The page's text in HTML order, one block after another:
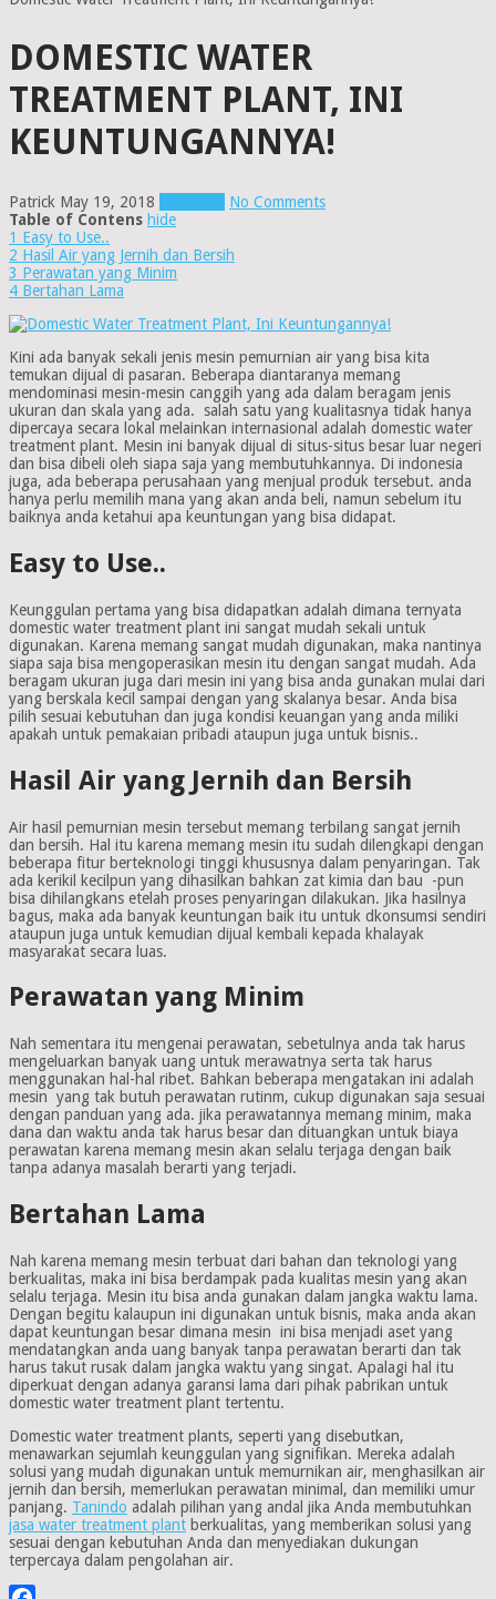
DOMESTIC WATER
TREATMENT PLANT, INI
KEUNTUNGANNYA!
Patrick May 19, 2018
No Comments
Table of Contens hide
1 Easy to Use..
2 Hasil Air yang Jernih dan Bersih
3 Perawatan yang Minim
4 Bertahan Lama
Kini ada banyak sekali jenis mesin pemurnian air yang bisa kita
temukan dijual di pasaran. Beberapa diantaranya memang
mendominasi mesin-mesin canggih yang ada dalam beragam jenis
ukuran dan skala yang ada. salah satu yang kualitasnya tidak hanya
dipercaya secara lokal melainkan internasional adalah domestic water
treatment plant. Mesin ini banyak dijual di situs-situs besar luar negeri
dan bisa dibeli oleh siapa saja yang membutuhkannya. Di indonesia
juga, ada beberapa perusahaan yang menjual produk tersebut. anda
hanya perlu memilih mana yang akan anda beli, namun sebelum itu
baiknya anda ketahui apa keuntungan yang bisa didapat.
Easy to Use..
Keunggulan pertama yang bisa didapatkan adalah dimana ternyata
domestic water treatment plant ini sangat mudah sekali untuk
digunakan. Karena memang sangat mudah digunakan, maka nantinya
siapa saja bisa mengoperasikan mesin itu dengan sangat mudah. Ada
beragam ukuran juga dari mesin ini yang bisa anda gunakan mulai dari
yang berskala kecil sampai dengan yang skalanya besar. Anda bisa
pilih sesuai kebutuhan dan juga kondisi keuangan yang anda miliki
apakah untuk pemakaian pribadi ataupun juga untuk bisnis..
Hasil Air yang Jernih dan Bersih
Air hasil pemurnian mesin tersebut memang terbilang sangat jernih
dan bersih. Hal itu karena memang mesin itu sudah dilengkapi dengan
beberapa fitur berteknologi tinggi khususnya dalam penyaringan. Tak
ada kerikil kecilpun yang dihasilkan bahkan zat kimia dan bau -pun
bisa dihilangkans etelah proses penyaringan dilakukan. Jika hasilnya
bagus, maka ada banyak keuntungan baik itu untuk dkonsumsi sendiri
ataupun juga untuk kemudian dijual kembali kepada khalayak
masyarakat secara luas.
Perawatan yang Minim
Nah sementara itu mengenai perawatan, sebetulnya anda tak harus
mengeluarkan banyak uang untuk merawatnya serta tak harus
menggunakan hal-hal ribet. Bahkan beberapa mengatakan ini adalah
mesin yang tak butuh perawatan rutinm, cukup digunakan saja sesuai
dengan panduan yang ada. jika perawatannya memang minim, maka
dana dan waktu anda tak harus besar dan dituangkan untuk biaya
perawatan karena memang mesin akan selalu terjaga dengan baik
tanpa adanya masalah berarti yang terjadi.
Bertahan Lama
Nah karena memang mesin terbuat dari bahan dan teknologi yang
berkualitas, maka ini bisa berdampak pada kualitas mesin yang akan
selalu terjaga. Mesin itu bisa anda gunakan dalam jangka waktu lama.
Dengan begitu kalaupun ini digunakan untuk bisnis, maka anda akan
dapat keuntungan besar dimana mesin ini bisa menjadi aset yang
mendatangkan anda uang banyak tanpa perawatan berarti dan tak
harus takut rusak dalam jangka waktu yang singat. Apalagi hal itu
diperkuat dengan adanya garansi lama dari pihak pabrikan untuk
domestic water treatment plant tertentu.
Domestic water treatment plants, seperti yang disebutkan,
menawarkan sejumlah keunggulan yang signifikan. Mereka adalah
solusi yang mudah digunakan untuk memurnikan air, menghasilkan air
jernih dan bersih, memerlukan perawatan minimal, dan memiliki umur
panjang. Tanindo adalah pilihan yang andal jika Anda membutuhkan
jasa water treatment plant berkualitas, yang memberikan solusi yang
sesuai dengan kebutuhan Anda dan menyediakan dukungan
terpercaya dalam pengolahan air.